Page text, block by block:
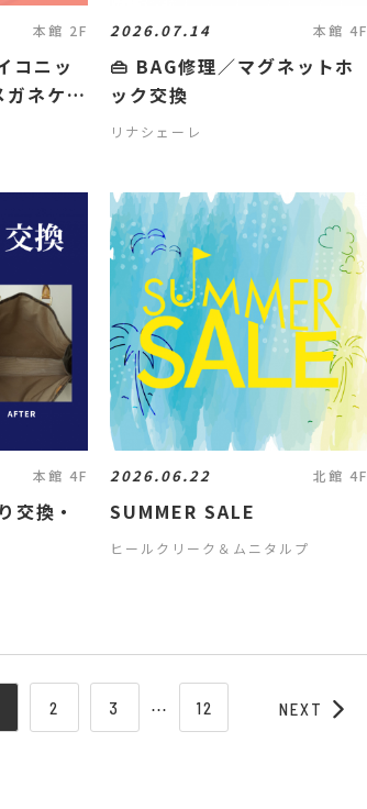
本館 2F
コニッ
ネケー
2026.07.14 本館 4F
👜 BAG修理／マグネットホ
ック交換
リナシェーレ
本館 4F
交換・
2026.06.22 北館 4F
SUMMER SALE
ヒールクリーク＆ムニタルプ
2 3 ⋯ 12 NEXT